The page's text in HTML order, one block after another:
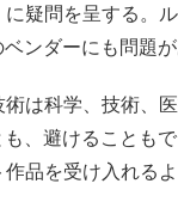
に疑問を呈する。
ンダーにも問題が
は科学、技術、
、避けることも
品を受け入れる